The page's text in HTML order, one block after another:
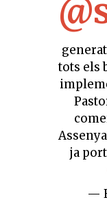
tots els
ja
—